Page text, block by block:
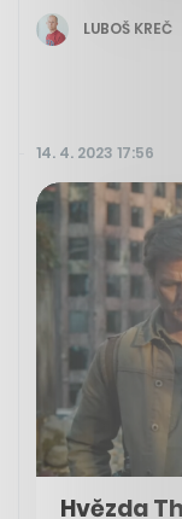
LUBOŠ KREČ
14. 4. 2023 17:56
Hvězda